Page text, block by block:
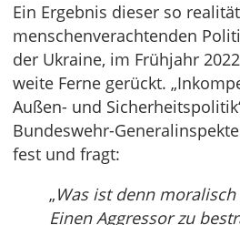
Ein Ergebnis dieser so
menschenverachtenden
der Ukraine, im Frühjahr
weite Ferne gerückt.
Außen- und
Bundeswehr-
fest und fragt:
„Was ist denn
Einen Aggressor zu